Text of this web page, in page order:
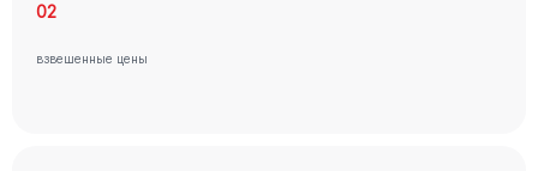
02
взвешенные цены